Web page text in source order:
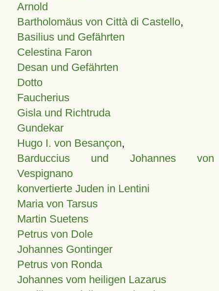
Arnold
Bartholomäus von Città di Castello,
Basilius und Gefährten
Celestina Faron
Desan und Gefährten
Dotto
Faucherius
Gisla und Richtruda
Gundekar
Hugo I. von Besançon,
Barduccius und Johannes von
Vespignano
konvertierte Juden in Lentini
Maria von Tarsus
Martin Suetens
Petrus von Dole
Johannes Gontinger
Petrus von Ronda
Johannes vom heiligen Lazarus